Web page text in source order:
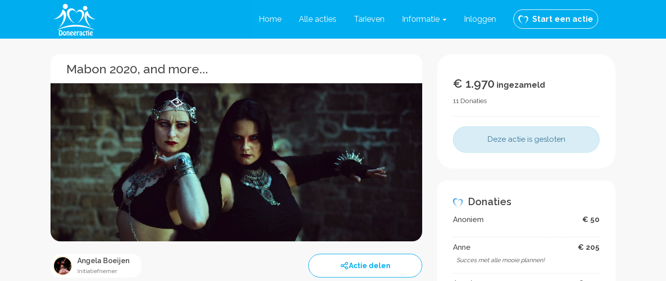
Home Alle acties Tarieven Informatie Inloggen Start een actie
Mabon 2020, and more...
Angela Boeijen
Initiatiefnemer
Actie delen
€ 1.970 ingezameld
11 Donaties
Deze actie is gesloten
Donaties
Anoniem € 50
Anne € 205
Succes met alle mooie plannen!